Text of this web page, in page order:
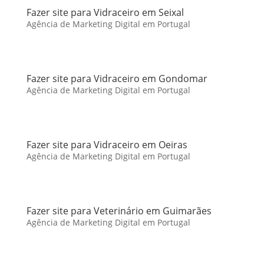
Fazer site para Vidraceiro em Seixal
Agência de Marketing Digital em Portugal
Fazer site para Vidraceiro em Gondomar
Agência de Marketing Digital em Portugal
Fazer site para Vidraceiro em Oeiras
Agência de Marketing Digital em Portugal
Fazer site para Veterinário em Guimarães
Agência de Marketing Digital em Portugal